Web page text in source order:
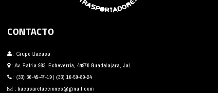
CONTACTO
: Grupo Bacasa
: Av. Patria 983, Echeverría, 44970 Guadalajara, Jal.
: (33) 36-45-47-19 | (33) 16-59-89-24
: bacasarefacciones@gmail.com